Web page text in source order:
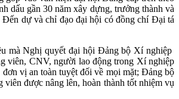
dấu gần 30 năm xây dựng, trưởng thành và
Đến dự và chỉ đạo đại hội có đồng chí Đại tá
mà Nghị quyết đại hội Đảng bộ Xí nghiệp
viên, CNV, người lao động trong Xí nghiệp
vị an toàn tuyệt đối về mọi mặt; Đảng bộ
được nâng lên, hoàn thành tốt nhiệm vụ